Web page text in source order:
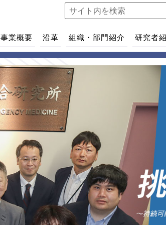
事業概要 沿革 組織・部門紹介 研究者